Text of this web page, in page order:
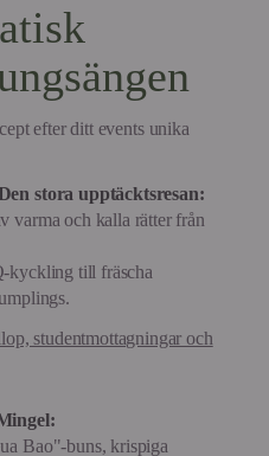
efter ditt events unika
stora upptäcktsresan:
varma och kalla rätter från
kyckling till fräscha
studentmottagningar och
Bao"-buns, krispiga